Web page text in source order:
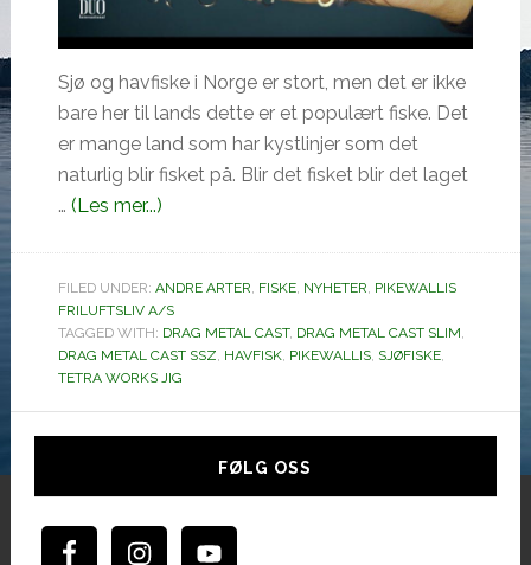
Sjø og havfiske i Norge er stort, men det er ikke
bare her til lands dette er et populært fiske. Det
er mange land som har kystlinjer som det
naturlig blir fisket på. Blir det fisket blir det laget
… (Les mer...)omDRAG
+
Tetra
works
Jigg
FILED UNDER: ANDRE ARTER, FISKE, NYHETER, PIKEWALLIS
FRILUFTSLIV A/S
TAGGED WITH: DRAG METAL CAST, DRAG METAL CAST SLIM,
DRAG METAL CAST SSZ, HAVFISK, PIKEWALLIS, SJØFISKE,
TETRA WORKS JIG
Hoved
sidebar
FØLG OSS